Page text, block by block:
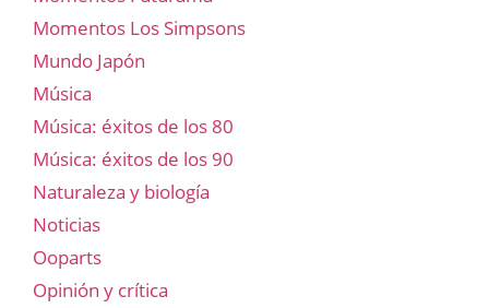
Momentos Los Simpsons
Mundo Japón
Música
Música: éxitos de los 80
Música: éxitos de los 90
Naturaleza y biología
Noticias
Ooparts
Opinión y crítica